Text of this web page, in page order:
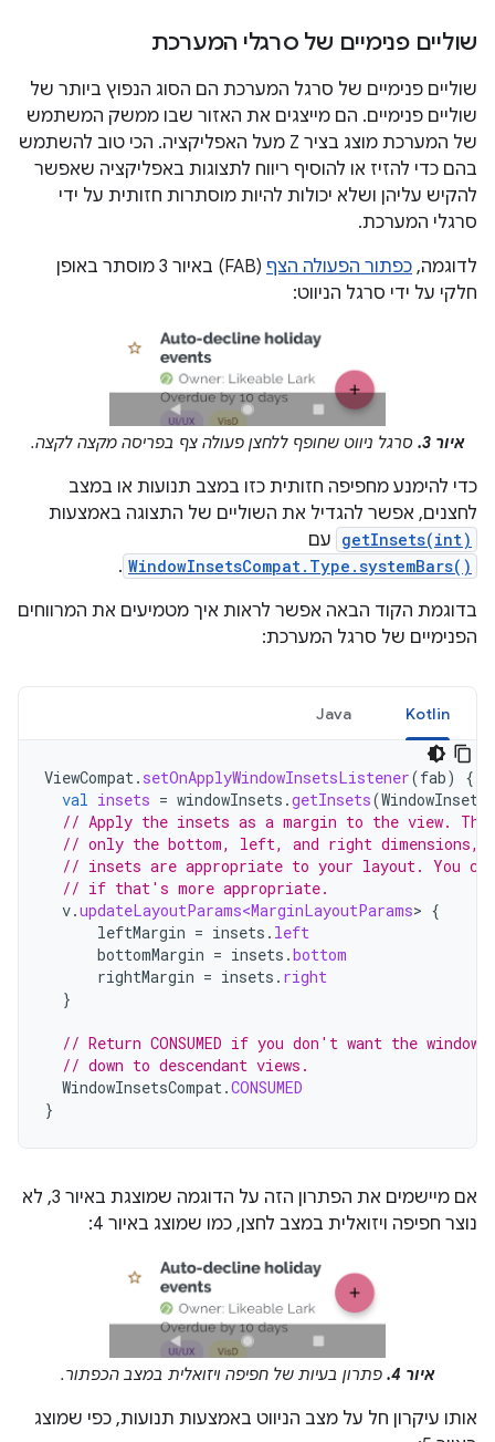
שוליים פנימיים של סרגלי המערכת
שוליים פנימיים של סרגל המערכת הם הסוג הנפוץ ביותר של
שוליים פנימיים. הם מייצגים את האזור שבו ממשק המשתמש
של המערכת מוצג בציר Z מעל האפליקציה. הכי טוב להשתמש
בהם כדי להזיז או להוסיף ריווח לתצוגות באפליקציה שאפשר
להקיש עליהן ושלא יכולות להיות מוסתרות חזותית על ידי
סרגלי המערכת.
לדוגמה, כפתור הפעולה הצף
(FAB) באיור 3 מוסתר באופן
חלקי על ידי סרגל הניווט:
איור 3. סרגל ניווט שחופף ללחצן פעולה צף בפריסה מקצה לקצה.
כדי להימנע מחפיפה חזותית כזו במצב תנועות או במצב
לחצנים, אפשר להגדיל את השוליים של התצוגה באמצעות
getInsets(int) עם
WindowInsetsCompat.Type.systemBars()
.
בדוגמת הקוד הבאה אפשר לראות איך מטמיעים את המרווחים
הפנימיים של סרגל המערכת:
Kotlin
Java
ViewCompat. setOnApplyWindowInsetsListener(fab) {
val insets = windowInsets .getInsets(
// Apply the insets as a margin to the view.
// only the bottom, left, and right dimensions,
// insets are appropriate to your layout. You
// if that's more appropriate.
v.updateLayoutParams<MarginLayoutParams> {
leftMargin = insets . left
bottomMargin = insets .bottom
rightMargin = insets . right
}
// Return CONSUMED if you don't want the
// down to descendant views.
WindowInsetsCompat.CONSUMED
}
אם מיישמים את הפתרון הזה על הדוגמה שמוצגת באיור 3, לא
נוצר חפיפה ויזואלית במצב לחצן, כמו שמוצג באיור 4:
איור 4. פתרון בעיות של חפיפה ויזואלית במצב הכפתור.
אותו עיקרון חל על מצב הניווט באמצעות תנועות, כפי שמוצג